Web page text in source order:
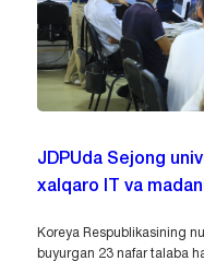
JDPUda Sejong
xalqaro IT va
Koreya Respublikasining
buyurgan 23 nafar talaba